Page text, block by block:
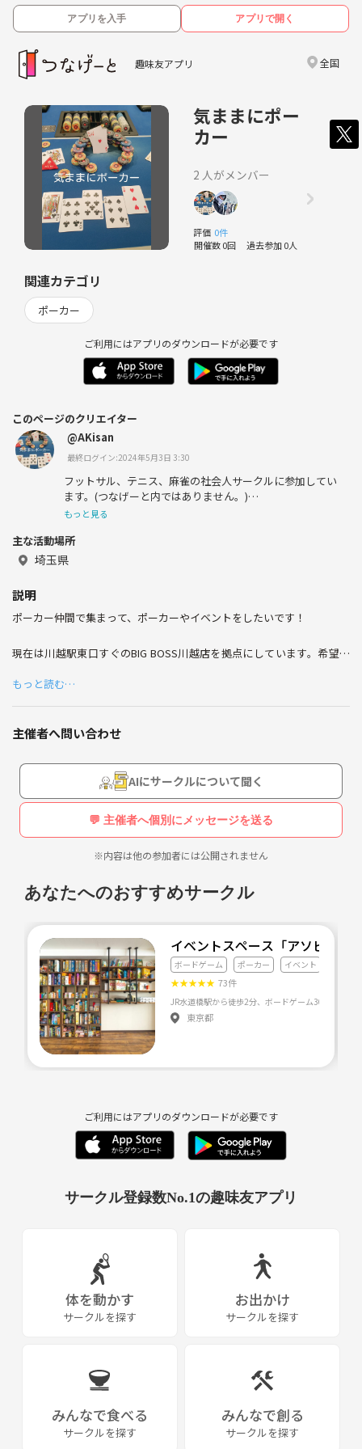
アプリを入手 アプリで開く
趣味友アプリ 全国
気ままにポー
カー
2 人がメンバー
評価 0件
開催数 0回 過去参加 0人
関連カテゴリ
ポーカー
ご利用にはアプリのダウンロードが必要です
このページのクリエイター
@AKisan
最終ログイン:2024年5月3日 3:30
フットサル、テニス、麻雀の社会人サークルに参加してい
ます。(つなげーと内ではありません。)
を運営しています。
大学(フットサル2年)
テニス(硬式)歴
高校3年
麻雀歴
大学の友達と遊ぶ程度
点数数えられません💦
ポーカー歴
最近１番ハマってます。
よろしくお願いします✨
もっと見る
主な活動場所
埼玉県
説明
ポーカー仲間で集まって、ポーカーやイベントをしたいです！
現在は川越駅東口すぐのBIG BOSS川越店を拠点にしています。希望が
ポーカーにかかる費用っていくら？
まず、ポーカールームでチップ購入をします
。5000~6000円かかります。２回目からはチップ引き出し料金1000円と
ドリンク料金500円で参加できます。(チップがなくなった場合は、もう
１度購入となります。)
ポーカーやって大丈夫なの？
アミューズメントポーカーと言って、簡単に言うとゲームセンターで
す。メダルゲームと同じ感覚で考えてもらえると分かりやすいと思いま
もっと読む…
主催者へ問い合わせ
AIにサークルについて聞く
💬 主催者へ個別にメッセージを送る
※内容は他の参加者には公開されません
あなたへのおすすめサークル
イベントスペース「アソビバと
ボードゲーム ポーカー イベント
★★★★★ 73件
JR水道橋駅から徒歩2分、ボードゲーム300種類以
東京都
ご利用にはアプリのダウンロードが必要です
サークル登録数No.1の趣味友アプリ
体を動かす
サークルを探す
お出かけ
サークルを探す
みんなで食べる
サークルを探す
みんなで創る
サークルを探す